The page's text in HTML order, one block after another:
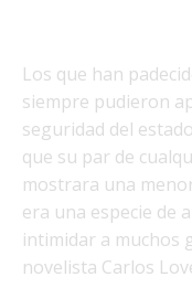
Los que han
siempre pudieron
seguridad del
que su par de
mostrara una
era una especie de
intimidar a muchos
novelista Carlos